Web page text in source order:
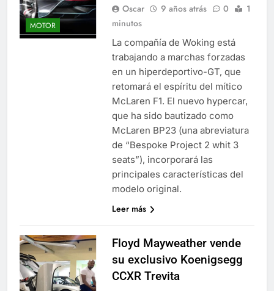
MOTOR
Oscar 9 años atrás 0
1
minutos
La compañía de Woking está
trabajando a marchas forzadas
en un hiperdeportivo-GT, que
retomará el espíritu del mítico
McLaren F1. El nuevo hypercar,
que ha sido bautizado como
McLaren BP23 (una abreviatura
de “Bespoke Project 2 whit 3
seats”), incorporará las
principales características del
modelo original.
Leer más
Floyd Mayweather vende
su exclusivo Koenigsegg
CCXR Trevita